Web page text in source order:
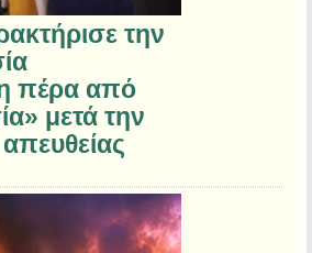
την
πέρα από
μετά την